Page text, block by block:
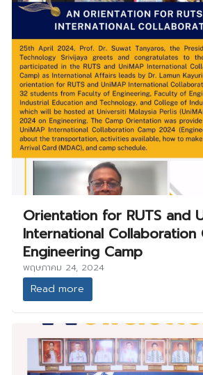
Orientation for RUTS and
International Collaboration
Engineering Camp
พฤษภาคม 24, 2024
Read more